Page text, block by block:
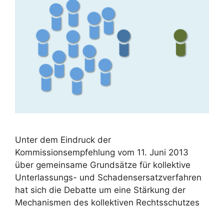
Unter dem Eindruck der
Kommissionsempfehlung vom 11. Juni 2013
über gemeinsame Grundsätze für kollektive
Unterlassungs- und Schadensersatzverfahren
hat sich die Debatte um eine Stärkung der
Mechanismen des kollektiven Rechtsschutzes